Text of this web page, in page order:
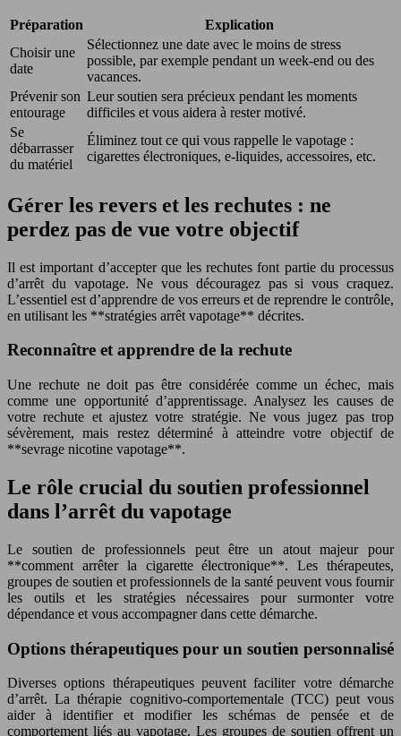
Préparation
Explication
Choisir une
date
Sélectionnez une date avec le moins de stress
possible, par exemple pendant un week-end ou des
vacances.
Prévenir son
entourage
Leur soutien sera précieux pendant les moments
difficiles et vous aidera à rester motivé.
Se
débarrasser
du matériel
Éliminez tout ce qui vous rappelle le vapotage :
cigarettes électroniques, e-liquides, accessoires, etc.
Gérer les revers et les rechutes : ne
perdez pas de vue votre objectif
Il est important d’accepter que les rechutes font partie du processus
d’arrêt du vapotage. Ne vous découragez pas si vous craquez.
L’essentiel est d’apprendre de vos erreurs et de reprendre le contrôle,
en utilisant les **stratégies arrêt vapotage** décrites.
Reconnaître et apprendre de la rechute
Une rechute ne doit pas être considérée comme un échec, mais
comme une opportunité d’apprentissage. Analysez les causes de
votre rechute et ajustez votre stratégie. Ne vous jugez pas trop
sévèrement, mais restez déterminé à atteindre votre objectif de
**sevrage nicotine vapotage**.
Le rôle crucial du soutien professionnel
dans l’arrêt du vapotage
Le soutien de professionnels peut être un atout majeur pour
**comment arrêter la cigarette électronique**. Les thérapeutes,
groupes de soutien et professionnels de la santé peuvent vous fournir
les outils et les stratégies nécessaires pour surmonter votre
dépendance et vous accompagner dans cette démarche.
Options thérapeutiques pour un soutien personnalisé
Diverses options thérapeutiques peuvent faciliter votre démarche
d’arrêt. La thérapie cognitivo-comportementale (TCC) peut vous
aider à identifier et modifier les schémas de pensée et de
comportement liés au vapotage. Les groupes de soutien offrent un